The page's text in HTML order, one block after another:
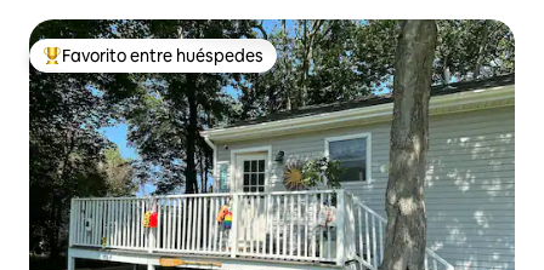
Favorito entre huéspedes preferido
Favorito entre huéspedes